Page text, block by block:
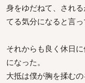
身をゆだねて、され
てる気分になると言っ
それからも良く休日
になった。
大抵は僕が胸を揉む